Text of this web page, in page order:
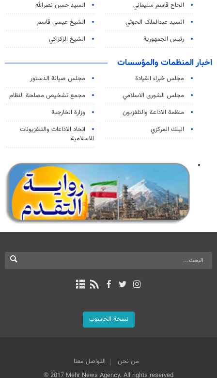
الحاج قاسم سليماني
السيد حسن نصرالله
السید عبدالملک الحوثي
الشيخ عيسى قاسم
رئيس الجمهورية
الشيخ الزكزاكي
اخبار المنظمات والمؤسسات
مجلس خبراء القيادة
مجلس صيانة الدستور
مجلس الشورى الاسلامي
مجمع تشخيص مصلحة النظام
منظمة الاذاعة والتلفزیون
وزارة الخارجية
البنك المركزي
اتحاد الاذاعات والتلفزيونات
الاسلامية
نسخة الحاسوب
من نحن
التواصل معنا
© 2017 Mehr News Agency. All rights reserved